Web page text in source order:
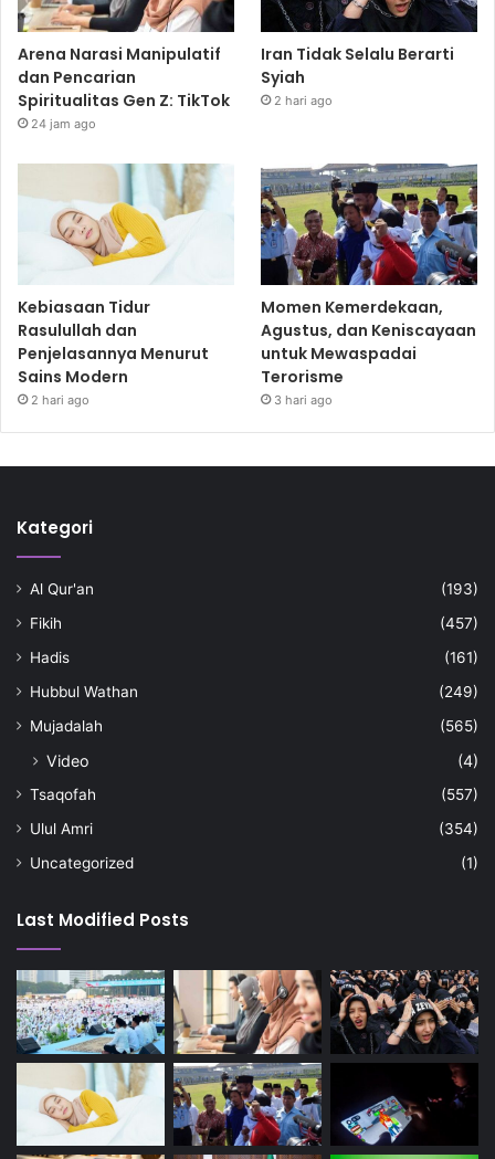
Arena Narasi Manipulatif
dan Pencarian
Spiritualitas Gen Z: TikTok
24 jam ago
Iran Tidak Selalu Berarti
Syiah
2 hari ago
Kebiasaan Tidur
Rasulullah dan
Penjelasannya Menurut
Sains Modern
2 hari ago
Momen Kemerdekaan,
Agustus, dan Keniscayaan
untuk Mewaspadai
Terorisme
3 hari ago
Kategori
Al Qur'an
(193)
Fikih
(457)
Hadis
(161)
Hubbul Wathan
(249)
Mujadalah
(565)
Video (4)
Tsaqofah
(557)
Ulul Amri
(354)
Uncategorized
(1)
Last Modified Posts